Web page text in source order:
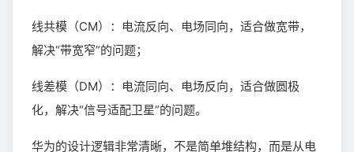
线共模（CM）：电流反向、电场同向，适合做宽带，
解决“带宽窄”的问题；
线差模（DM）：电流同向、电场反向，适合做圆极
化，解决“信号适配卫星”的问题。
华为的设计逻辑非常清晰，不是简单堆结构，而是从电